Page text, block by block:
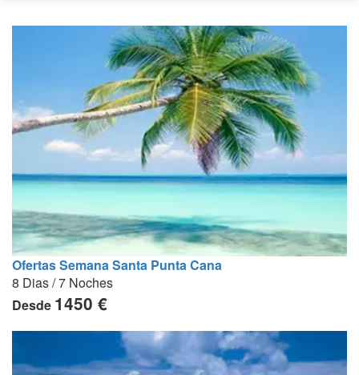
Ofertas Semana Santa Punta Cana
8 Dias / 7 Noches
Desde 1450 €